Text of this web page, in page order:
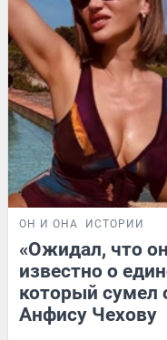
ОН И ОНА ИСТОРИИ
«Ожидал, что
известно о
который сумел
Анфису Чехову